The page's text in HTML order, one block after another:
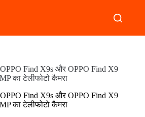
OPPO Find X9s और OPPO Find X9
का टेलीफोटो कैमरा
OPPO Find X9s और OPPO Find X9
का टेलीफोटो कैमरा